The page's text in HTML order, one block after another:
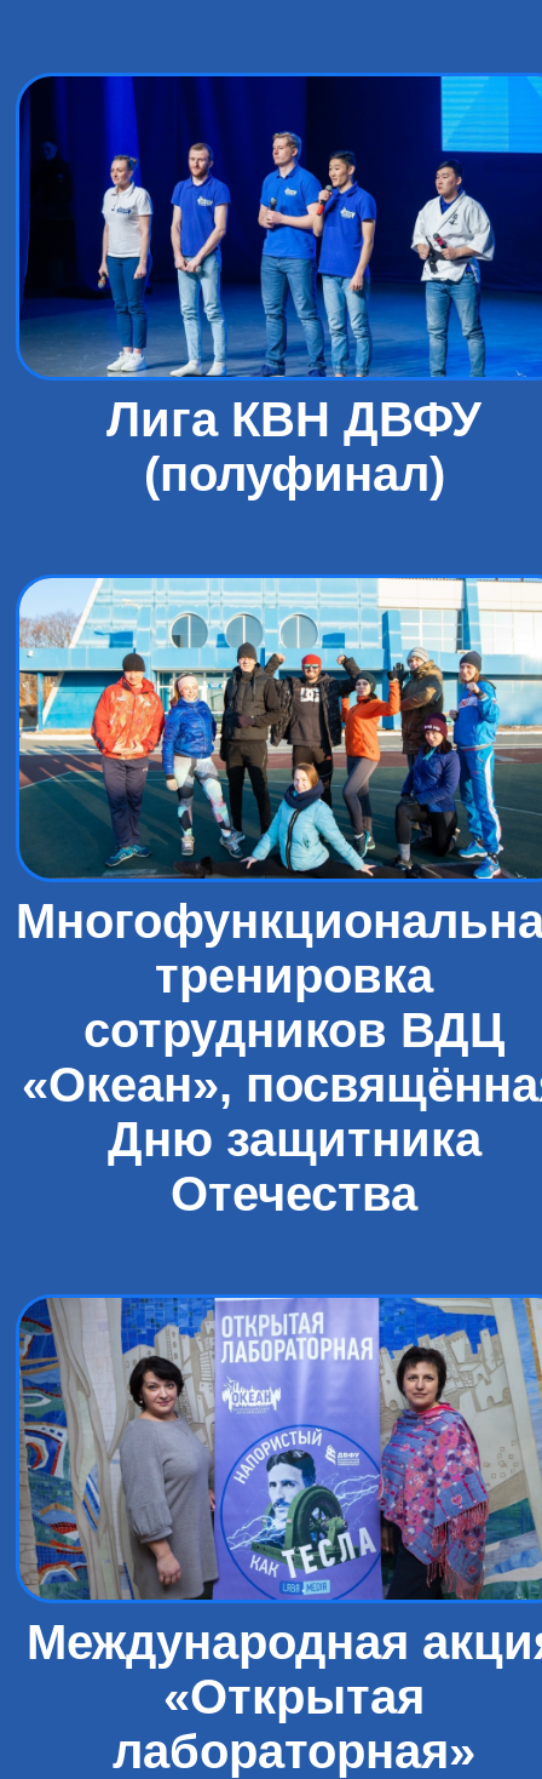
Лига КВН ДВФУ
(полуфинал)
тренировка
сотрудников ВДЦ
«Океан»,
Дню защитника
Отечества
Международная
«Открытая
лабораторная»